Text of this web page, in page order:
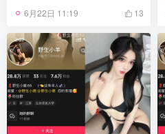
6月22日 11:19 13